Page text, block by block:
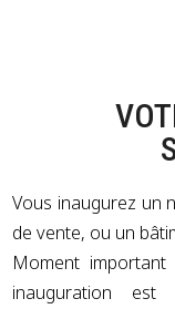
Vous inaugurez un
de vente, ou un
Moment
inauguration est